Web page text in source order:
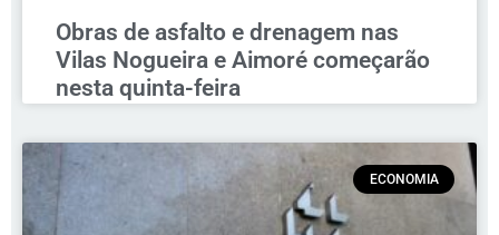
Obras de asfalto e drenagem nas
Vilas Nogueira e Aimoré começarão
nesta quinta-feira
ECONOMIA